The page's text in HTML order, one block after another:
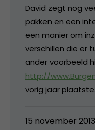
David zegt nog
pakken en een
een manier om
verschillen die er
ander voorbeeld
http://
vorig jaar plaatste.
15 november 2013